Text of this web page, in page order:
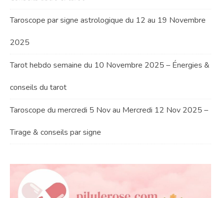
Taroscope par signe astrologique du 12 au 19 Novembre
2025
Tarot hebdo semaine du 10 Novembre 2025 – Énergies &
conseils du tarot
Taroscope du mercredi 5 Nov au Mercredi 12 Nov 2025 –
Tirage & conseils par signe